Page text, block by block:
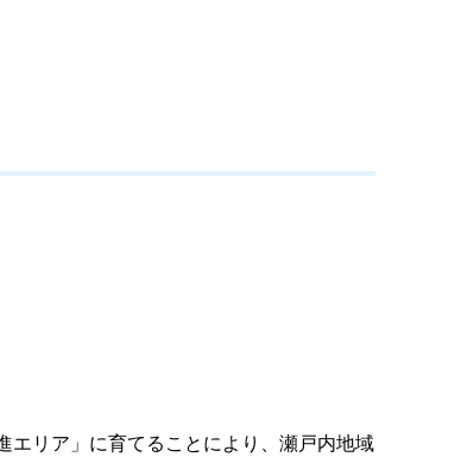
リア」に育てることにより、瀬戸内地域